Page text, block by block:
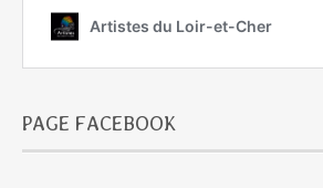
PAGE FACEBOOK